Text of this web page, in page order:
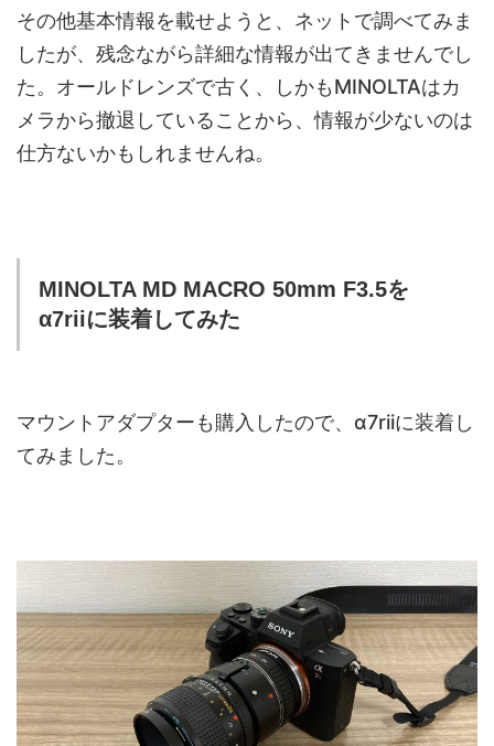
その他基本情報を載せようと、ネットで調べてみま
したが、残念ながら詳細な情報が出てきませんでし
た。オールドレンズで古く、しかもMINOLTAはカ
メラから撤退していることから、情報が少ないのは
仕方ないかもしれませんね。
MINOLTA MD MACRO 50mm F3.5を
α7riiに装着してみた
マウントアダプターも購入したので、α7riiに装着し
てみました。